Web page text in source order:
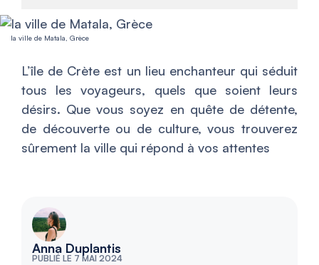
la ville de Matala, Grèce
L’île de Crète est un lieu enchanteur qui séduit
tous les voyageurs, quels que soient leurs
désirs. Que vous soyez en quête de détente,
de découverte ou de culture, vous trouverez
sûrement la ville qui répond à vos attentes
Anna Duplantis
PUBLIÉ LE 7 MAI 2024